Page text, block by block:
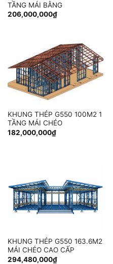
TẦNG MÁI BẰNG
206,000,000₫
KHUNG THÉP G550 100M2 1
TẦNG MÁI CHÉO
182,000,000₫
KHUNG THÉP G550 163.6M2
MÁI CHÉO CAO CẤP
294,480,000₫